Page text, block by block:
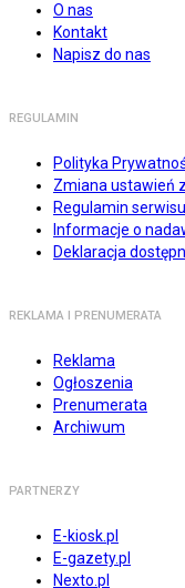
O nas
Kontakt
Napisz do nas
REGULAMIN
Polityka
Zmiana ustawień
Regulamin serwisu
Informacje o
Deklaracja
REKLAMA I PRENUMERATA
Reklama
Ogłoszenia
Prenumerata
Archiwum
PARTNERZY
E-kiosk.pl
E-gazety.pl
Nexto.pl